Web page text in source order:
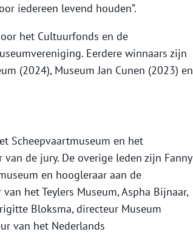
iedereen levend houden”.
het Cultuurfonds en de
Eerdere winnaars zijn
(2024), Museum Jan Cunen (2023) en
Scheepvaartmuseum en het
de jury. De overige leden zijn Fanny
en hoogleraar aan de
het Teylers Museum, Aspha Bijnaar,
Bloksma, directeur Museum
van het Nederlands